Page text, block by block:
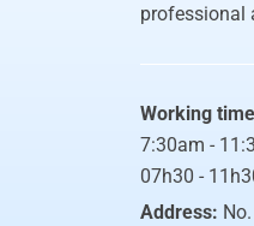
professional
Working
7:30am -
07h30 -
Address: